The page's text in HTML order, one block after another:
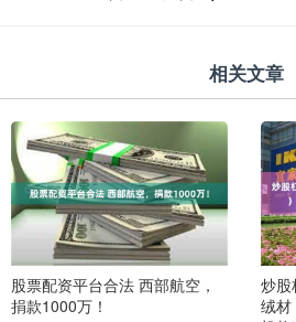
相关文章
股票配资平台合法 西部航空，
捐款1000万！
炒股
绒材